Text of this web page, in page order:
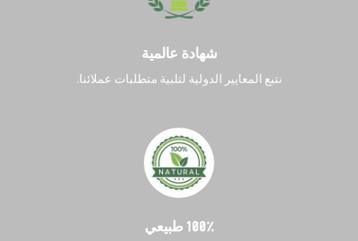
شهادة عالمية
نتبع المعايير الدولية لتلبية متطلبات عملائنا.
100٪ طبيعي